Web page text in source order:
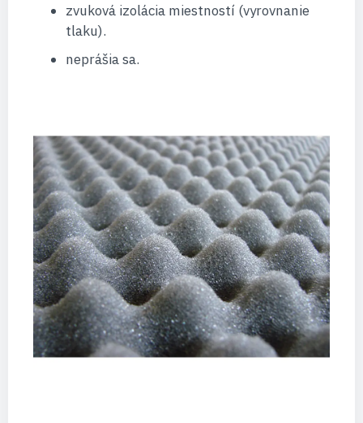
zvuková izolácia miestností (vyrovnanie
tlaku).
neprášia sa.